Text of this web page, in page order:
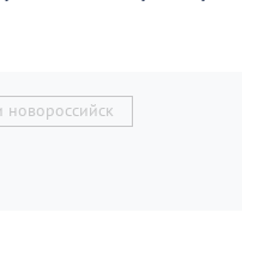
новороссийск